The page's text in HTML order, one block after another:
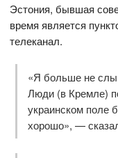
Эстония, бывшая
время является
телеканал.
«Я больше не
Люди (в Кремле)
украинском поле
хорошо», —